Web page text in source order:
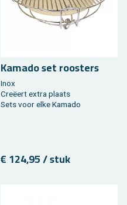
Ka­ma­do set roos­ters
Inox
Creëert extra plaats
Sets voor elke Ka­ma­do
€ 124,95 / stuk